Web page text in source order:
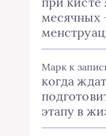
месячных
Марк к
когда
этапу в